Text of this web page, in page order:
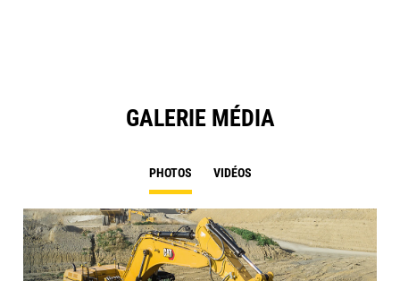
GALERIE MÉDIA
PHOTOS VIDÉOS